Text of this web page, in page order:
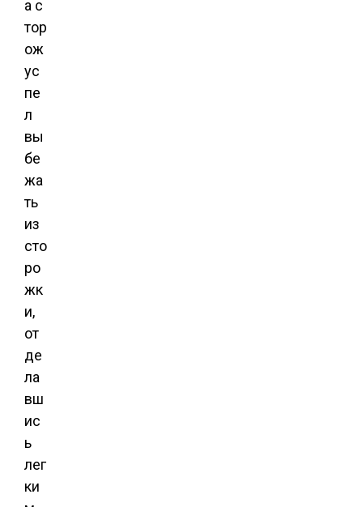
а с
тор
ож
ус
пе
л
вы
бе
жа
ть
из
сто
ро
жк
и,
от
де
ла
вш
ис
ь
лег
ки